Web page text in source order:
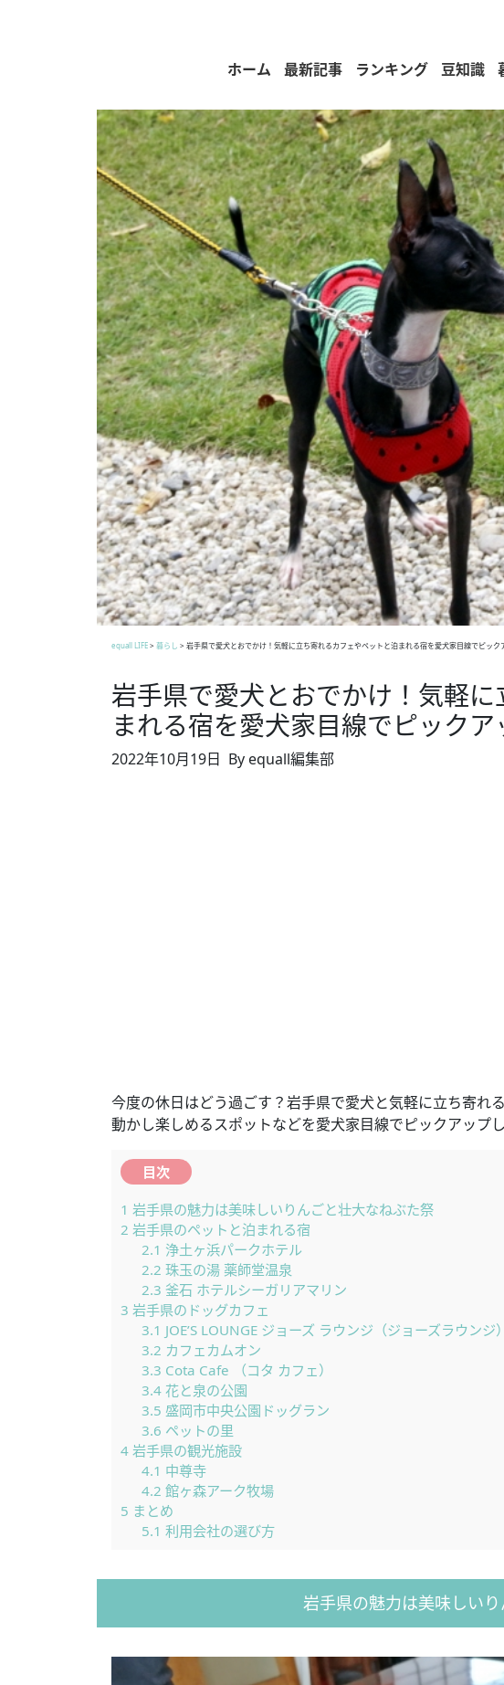
ホーム 最新記事 ランキング 豆知識
equall LIFE> 暮らし > 岩手県で愛犬とおでかけ！気軽に立ち寄れるカフェやペットと泊まれる宿を愛犬家目線でピック
岩手県で愛犬とおでかけ！気軽
まれる宿を愛犬家目線でピックア
2022年10月19日 By equall編集部
今度の休日はどう過ごす？岩手県で愛犬と気軽に立ち寄れ
動かし楽しめるスポットなどを愛犬家目線でピックアップし
目次
1 岩手県の魅力は美味しいりんごと壮大なねぶた祭
2 岩手県のペットと泊まれる宿
2.1 浄土ヶ浜パークホテル
2.2 珠玉の湯 薬師堂温泉
2.3 釜石 ホテルシーガリアマリン
3 岩手県のドッグカフェ
3.1 JOE’S LOUNGE ジョーズ ラウンジ（ジョーズラウンジ）
3.2 カフェカムオン
3.3 Cota Cafe （コタ カフェ）
3.4花と泉の公園
3.5 盛岡市中央公園ドッグラン
3.6 ペットの里
4 岩手県の観光施設
4.1 中尊寺
4.2 館ヶ森アーク牧場
5 まとめ
5.1 利用会社の選び方
岩手県の魅力は美味しい